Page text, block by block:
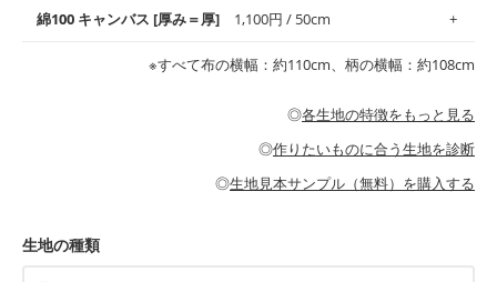
・布団カバーなどの寝具、カーテン
・スタイ、おくるみなどのベビーグッズ
・ブラウス、チュニック、ワンピースなどの洋服
・パジャマなどの寝具
・ブラウス、シャツ、チュニックなどのトップス
コットン75％リネン25％の当店のビエラ生地は、オックス生地よ
りもふんわりとした柔らかい質感と適度な落ち感を感じられるの
綾織りの生地です。しっかりとした張りと厚みがありながらも柔
らかいのが特徴です。生地の厚みは中厚手です。1枚でも透け感
・カーテン、エプロン、テーブルクロスなどの暮らしのアイテム
・パンツ、タックスカートなどのボトムス
もっと詳しく見る
綿100 キャンバス [厚み＝厚] 1,100円 / 50cm
耐久性があります。トートバッグ・ポーチ・ペンケースなどの布
小物、インテリア用品に向いています。
・工作用エプロン
※すべて布の横幅：約110cm、柄の横幅：約108cm
◎各生地の特徴をもっと見る
◎作りたいものに合う生地を診断
◎生地見本サンプル（無料）を購入する
生地の種類